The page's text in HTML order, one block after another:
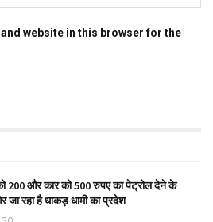
website in this browser for the
200 और कार को 500 रुपए का पेट्रोल देने के
रहा है धाकड़ धामी का प्रदेश